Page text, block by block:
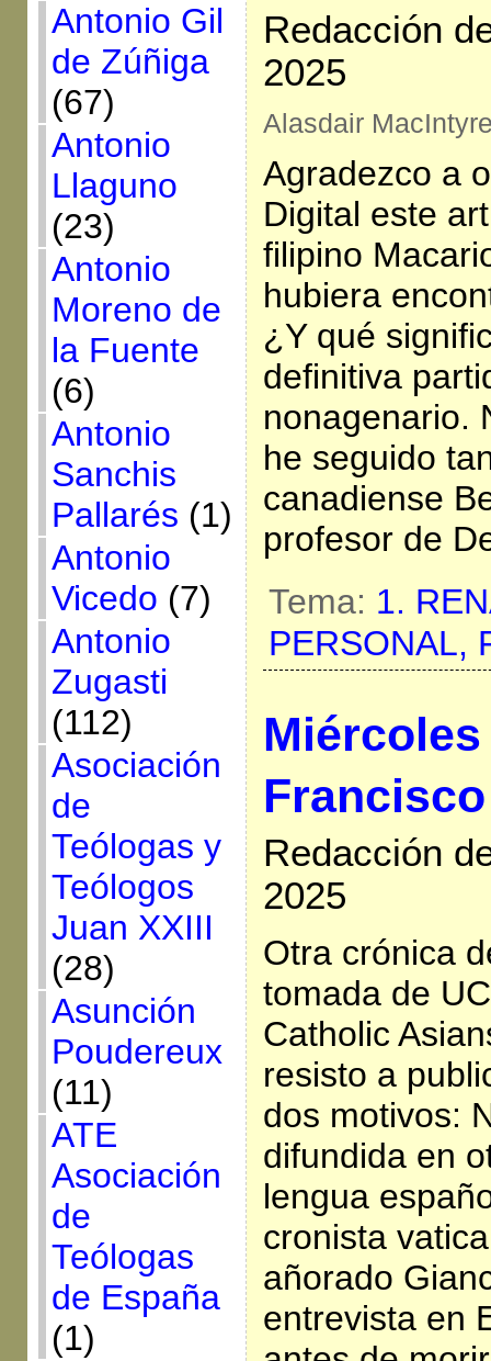
Antonio Gil
de Zúñiga
(67)
Antonio
Llaguno
(23)
Antonio
Moreno de
la Fuente
(6)
Antonio
Sanchis
Pallarés (1)
Antonio
Vicedo (7)
Antonio
Zugasti
(112)
Asociación
de
Teólogas y
Teólogos
Juan XXIII
(28)
Asunción
Poudereux
(11)
ATE
Asociación
de
Teólogas
de España
(1)
Redacción
2025
Alasdair
Agradezco a
Digital este
filipino
hubiera
¿Y qué
definitiva
nonagenario.
he seguido
canadiense
profesor de
Tema: 1.
PERSONAL,
Francisco
Redacción
2025
Otra crónica
tomada de
Catholic
resisto a
dos motivos:
difundida en
lengua
cronista
añorado
entrevista en